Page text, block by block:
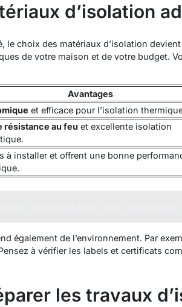
d’isolation
le choix des matériaux d’isolation
de votre maison et de votre budget.
Avantages
et efficace pour l’isolation
résistance au feuet excellente isolation
à installer et offrent une bonne
également de l’environnement. Par
à vérifier les labels et certificats
les travaux